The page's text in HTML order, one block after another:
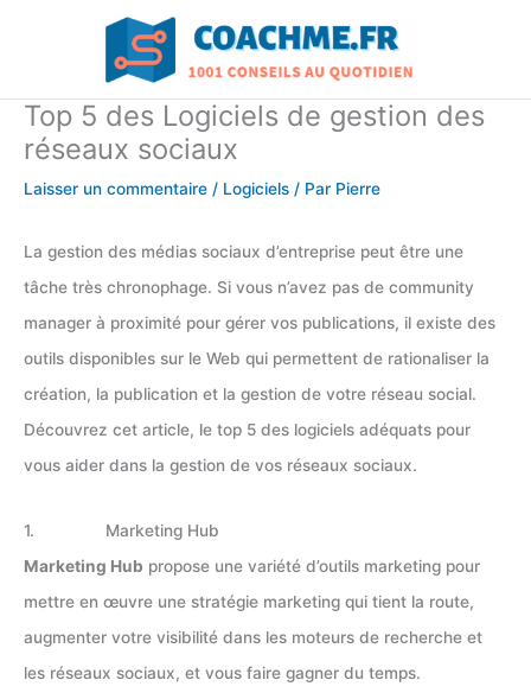
Top 5 des Logiciels de gestion des
réseaux sociaux
Laisser un commentaire / Logiciels / Par Pierre
La gestion des médias sociaux d’entreprise peut être une
tâche très chronophage. Si vous n’avez pas de community
manager à proximité pour gérer vos publications, il existe des
outils disponibles sur le Web qui permettent de rationaliser la
création, la publication et la gestion de votre réseau social.
Découvrez cet article, le top 5 des logiciels adéquats pour
vous aider dans la gestion de vos réseaux sociaux.
1. Marketing Hub
Marketing Hub propose une variété d’outils marketing pour
mettre en œuvre une stratégie marketing qui tient la route,
augmenter votre visibilité dans les moteurs de recherche et
les réseaux sociaux, et vous faire gagner du temps.